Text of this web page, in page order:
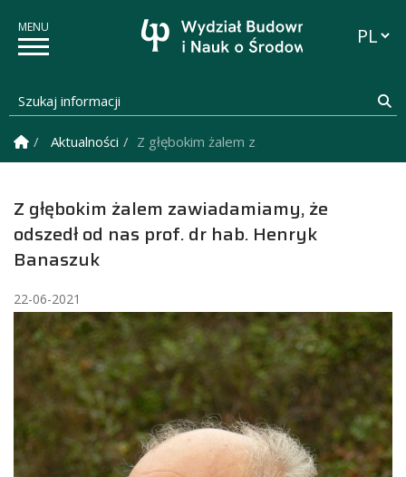
Szukaj informacji
Strona Główna
Aktualności Z głębokim żalem zawiadamiamy, że
Z głębokim żalem zawiadamiamy, że
odszedł od nas prof. dr hab. Henryk
Banaszuk
22-06-2021